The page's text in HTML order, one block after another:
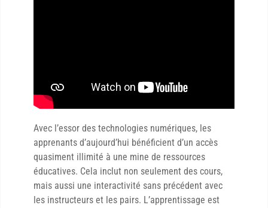
Avec l’essor des technologies numériques, les
apprenants d’aujourd’hui bénéficient d’un accès
quasiment illimité à une mine de ressources
éducatives. Cela inclut non seulement des cours,
mais aussi une interactivité sans précédent avec
les instructeurs et les pairs. L’apprentissage est